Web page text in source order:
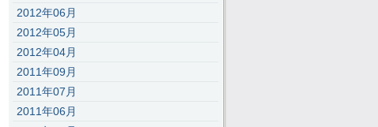
2012年06月
2012年05月
2012年04月
2011年09月
2011年07月
2011年06月